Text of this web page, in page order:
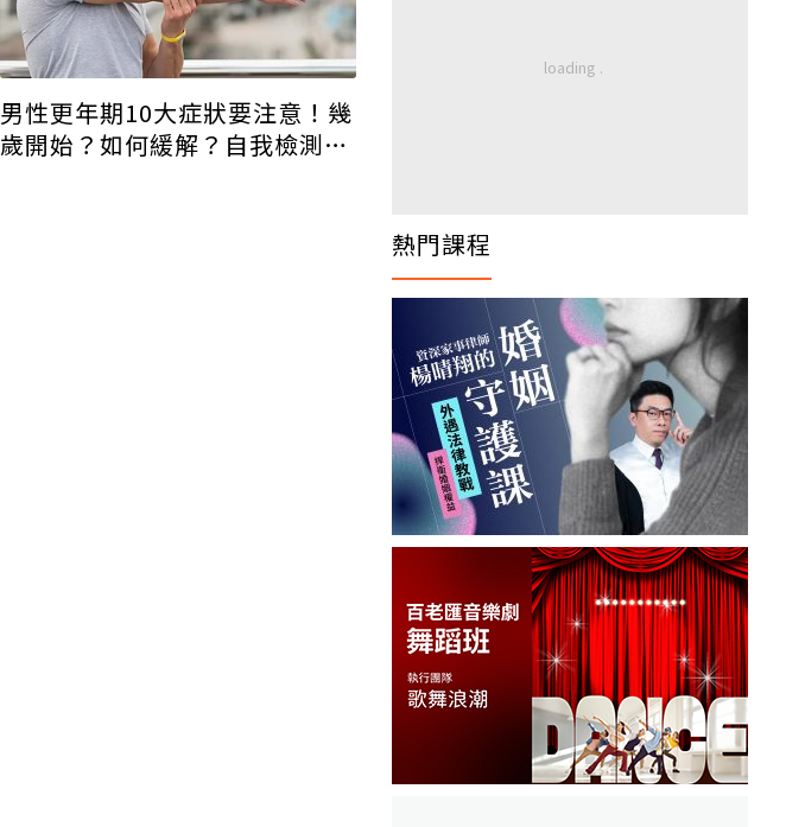
男性更年期10大症狀要注意！幾
歲開始？如何緩解？自我檢測看
熱門課程